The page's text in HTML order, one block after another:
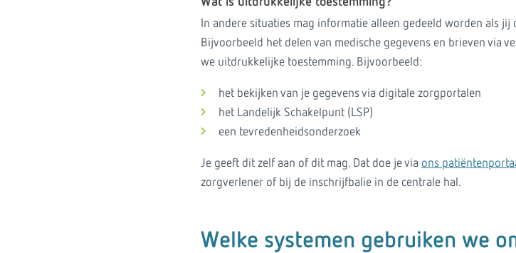
In andere situaties mag informatie alleen gedeeld worden als
Bijvoorbeeld het delen van medische gegevens en brieven via
we uitdrukkelijke toestemming. Bijvoorbeeld:
het bekijken van je gegevens via digitale zorgportalen
het Landelijk Schakelpunt (LSP)
een tevredenheidsonderzoek
Je geeft dit zelf aan of dit mag. Dat doe je via ons
zorgverlener of bij de inschrijfbalie in de centrale hal.
Welke systemen gebruiken we